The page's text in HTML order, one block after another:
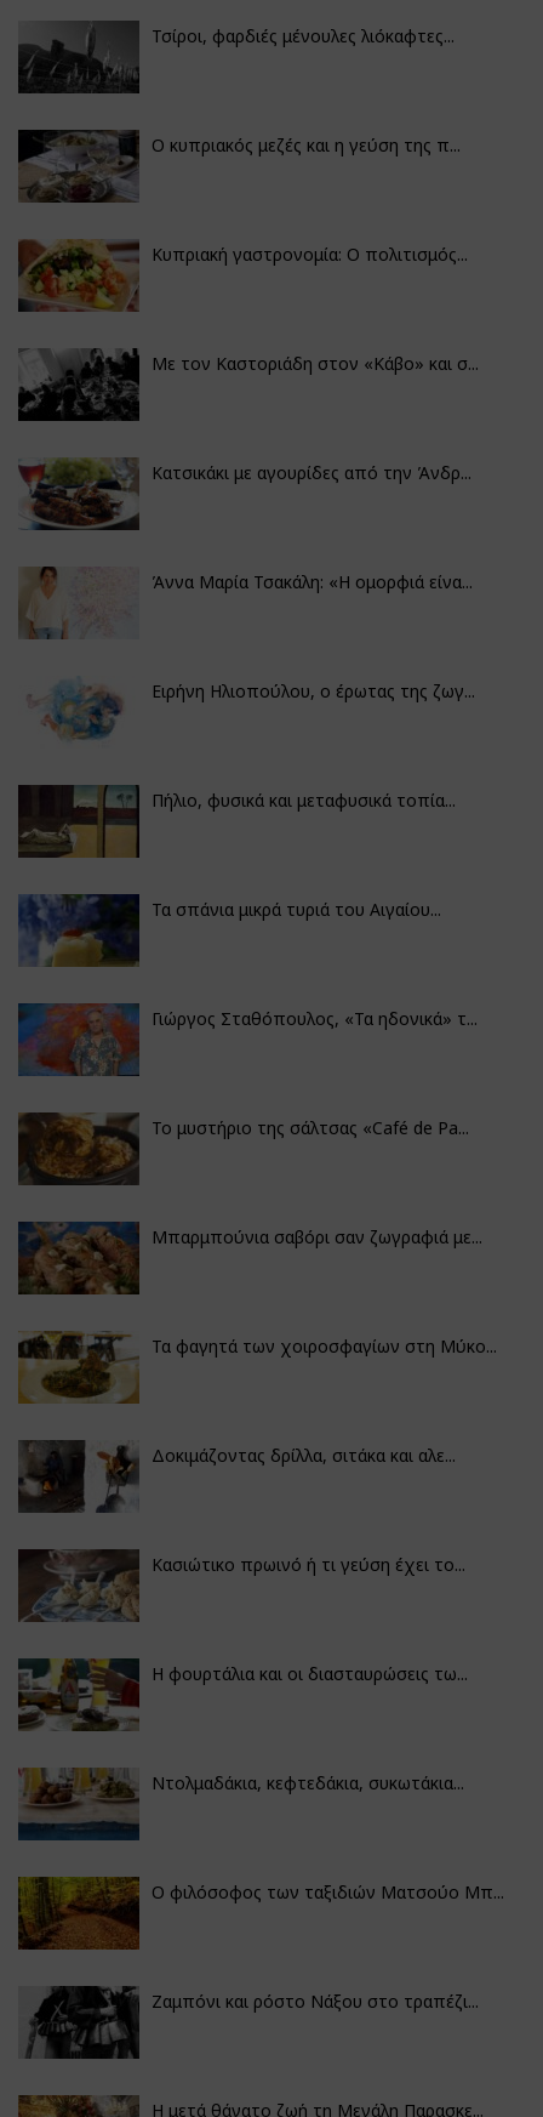
Τσίροι, φαρδιές μένουλες λιόκαφτες...
Ο κυπριακός μεζές και η γεύση της π...
Κυπριακή γαστρονομία: Ο πολιτισμός...
Με τον Καστοριάδη στον «Κάβο» και σ...
Κατσικάκι με αγουρίδες από την Άνδρ...
Άννα Μαρία Τσακάλη: «Η ομορφιά είνα...
Ειρήνη Ηλιοπούλου, ο έρωτας της ζωγ...
Πήλιο, φυσικά και μεταφυσικά τοπία...
Τα σπάνια μικρά τυριά του Αιγαίου...
Γιώργος Σταθόπουλος, «Τα ηδονικά» τ...
Το μυστήριο της σάλτσας «Café de Pa...
Μπαρμπούνια σαβόρι σαν ζωγραφιά με...
Τα φαγητά των χοιροσφαγίων στη Μύκο...
Δοκιμάζοντας δρίλλα, σιτάκα και αλε...
Κασιώτικο πρωινό ή τι γεύση έχει το...
Η φουρτάλια και οι διασταυρώσεις τω...
Ντολμαδάκια, κεφτεδάκια, συκωτάκια...
Ο φιλόσοφος των ταξιδιών Ματσούο Μπ...
Ζαμπόνι και ρόστο Νάξου στο τραπέζι...
Η μετά θάνατο ζωή τη Μεγάλη Παρασκε...